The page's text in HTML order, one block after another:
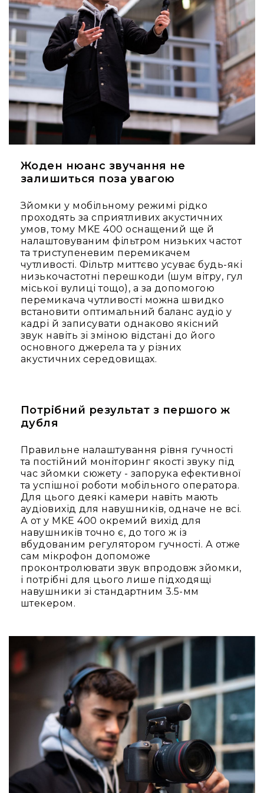
лебідки
Підйомники
Ферми
та
комплектуючі
Елементи
сценічної
підлоги
Комплекти
сценічних
Різне
Відео
Проектори
Інтерактивні
дошки
Аксесуари
і
комплектуючі
Камери
Відеокамери
Фотокамери
PTZ
камери
Екрани
Проекційні
екрани
Відеопанелі
Аксесуари
і
комплектуючі
Пульти
та
комутатори
Пульти
Матричні
комутатори
комплектуючі
Аксесуари
Музичні
інструменти
Гітари
та
гітарне
обладнання
Електрогітари
Бас-
гітари
Жоден нюанс звучання не
залишиться поза увагою
Зйомки у мобільному режимі рідко
проходять за сприятливих акустичних
умов, тому MKE 400 оснащений ще й
налаштовуваним фільтром низьких частот
та триступеневим перемикачем
чутливості. Фільтр миттєво усуває будь-які
низькочастотні перешкоди (шум вітру, гул
міської вулиці тощо), а за допомогою
перемикача чутливості можна швидко
встановити оптимальний баланс аудіо у
кадрі й записувати однаково якісний
звук навіть зі зміною відстані до його
основного джерела та у різних
акустичних середовищах.
Потрібний результат з першого ж
дубля
Правильне налаштування рівня гучності
та постійний моніторинг якості звуку під
час зйомки сюжету - запорука ефективної
та успішної роботи мобільного оператора.
Для цього деякі камери навіть мають
аудіовихід для навушників, одначе не всі.
А от у MKE 400 окремий вихід для
навушників точно є, до того ж із
вбудованим регулятором гучності. А отже
сам мікрофон допоможе
проконтролювати звук впродовж зйомки,
і потрібні для цього лише підходящі
навушники зі стандартним 3.5-мм
штекером.